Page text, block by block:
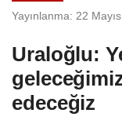
Yayınlanma: 22
Uraloğlu:
edeceğiz